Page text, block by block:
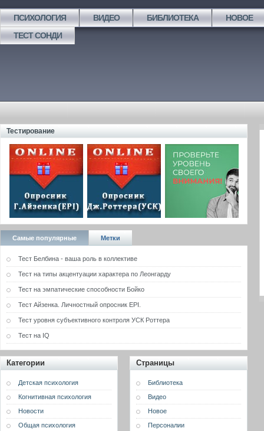
ПСИХОЛОГИЯ ВИДЕО БИБЛИОТЕКА
НОВОЕ
ТЕСТ СОНДИ
Тестирование
Самые популярные Метки
Тест Белбина - ваша роль в коллективе
Тест на типы акцентуации характера по Леонгарду
Тест на эмпатические способности Бойко
Тест Айзенка. Личностный опросник EPI.
Тест уровня субъективного контроля УСК Роттера
Тест на IQ
Категории
Детская психология
Когнитивная психология
Новости
Общая психология
Страницы
Библиотека
Видео
Новое
Персоналии